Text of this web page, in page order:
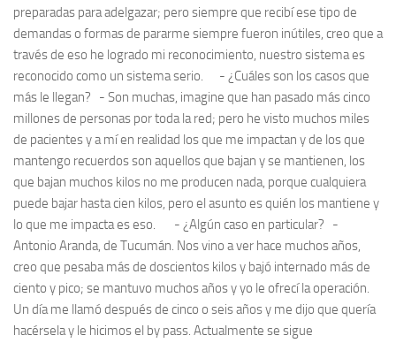
preparadas para adelgazar; pero siempre que recibí ese tipo de
demandas o formas de pararme siempre fueron inútiles, creo que a
través de eso he logrado mi reconocimiento, nuestro sistema es
reconocido como un sistema serio. - ¿Cuáles son los casos que
más le llegan? - Son muchas, imagine que han pasado más cinco
millones de personas por toda la red; pero he visto muchos miles
de pacientes y a mí en realidad los que me impactan y de los que
mantengo recuerdos son aquellos que bajan y se mantienen, los
que bajan muchos kilos no me producen nada, porque cualquiera
puede bajar hasta cien kilos, pero el asunto es quién los mantiene y
lo que me impacta es eso. - ¿Algún caso en particular? -
Antonio Aranda, de Tucumán. Nos vino a ver hace muchos años,
creo que pesaba más de doscientos kilos y bajó internado más de
ciento y pico; se mantuvo muchos años y yo le ofrecí la operación.
Un día me llamó después de cinco o seis años y me dijo que quería
hacérsela y le hicimos el by pass. Actualmente se sigue